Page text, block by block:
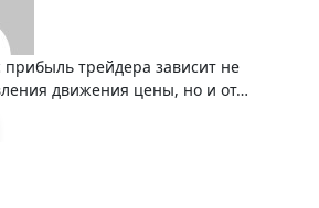
движения цены, но и от…